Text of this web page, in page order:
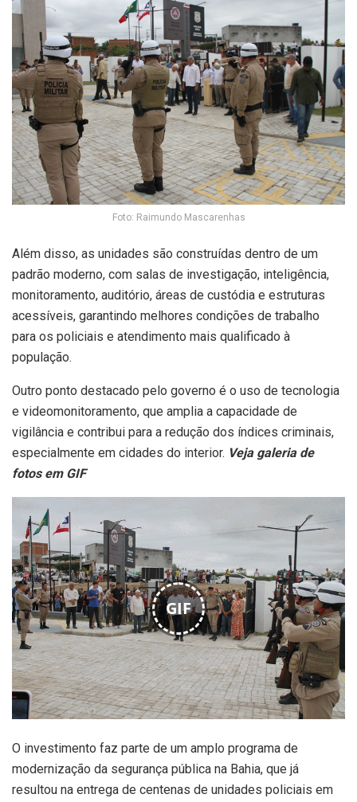
Foto: Raimundo Mascarenhas
Além disso, as unidades são construídas dentro de um
padrão moderno, com salas de investigação, inteligência,
monitoramento, auditório, áreas de custódia e estruturas
acessíveis, garantindo melhores condições de trabalho
para os policiais e atendimento mais qualificado à
população.
Outro ponto destacado pelo governo é o uso de tecnologia
e videomonitoramento, que amplia a capacidade de
vigilância e contribui para a redução dos índices criminais,
especialmente em cidades do interior. Veja galeria de
fotos em GIF
GIF
O investimento faz parte de um amplo programa de
modernização da segurança pública na Bahia, que já
resultou na entrega de centenas de unidades policiais em